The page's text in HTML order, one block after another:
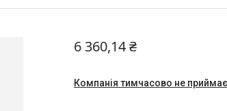
6 360,14 ₴
Компанія тимчасово не